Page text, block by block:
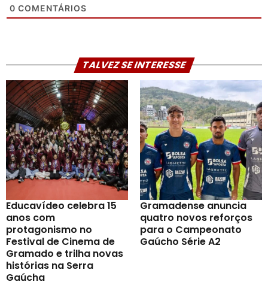
0 COMENTÁRIOS
TALVEZ SE INTERESSE
Educavídeo celebra 15
anos com
protagonismo no
Festival de Cinema de
Gramado e trilha novas
histórias na Serra
Gaúcha
Gramadense anuncia
quatro novos reforços
para o Campeonato
Gaúcho Série A2